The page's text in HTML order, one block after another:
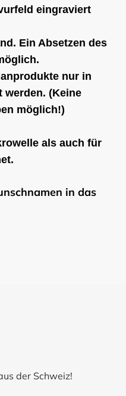
eingraviert
Ein Absetzen des
nur in
(Keine
möglich!)
als auch für
in das
der Schweiz!